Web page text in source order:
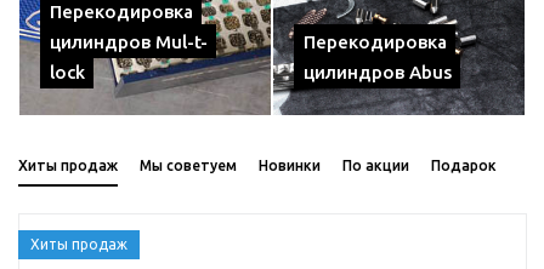
Перекодировка
цилиндров Mul-t-
lock
Перекодировка
цилиндров Abus
Хиты продаж Мы советуем Новинки По акции Подарок
Хиты продаж